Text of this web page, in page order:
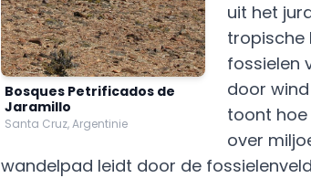
Bosques Petrificados de
Jaramillo
Santa Cruz, Argentinie
uit het
tropische
fossielen
door
toont
over
wandelpad leidt door de